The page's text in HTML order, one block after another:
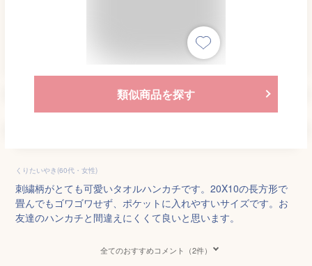
類似商品を探す
くりたいやき(60代・女性)
刺繍柄がとても可愛いタオルハンカチです。20X10の長方形で
畳んでもゴワゴワせず、ポケットに入れやすいサイズです。お
友達のハンカチと間違えにくくて良いと思います。
全てのおすすめコメント（2件）